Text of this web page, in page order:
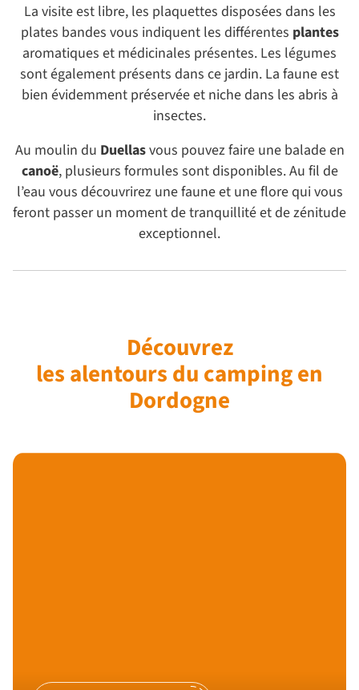
La visite est libre, les plaquettes disposées dans les
plates bandes vous indiquent les différentes plantes
aromatiques et médicinales présentes. Les légumes
sont également présents dans ce jardin. La faune est
bien évidemment préservée et niche dans les abris à
insectes.
Au moulin du Duellasvous pouvez faire une balade en
canoë, plusieurs formules sont disponibles. Au fil de
l’eau vous découvrirez une faune et une flore qui vous
feront passer un moment de tranquillité et de zénitude
exceptionnel.
Découvrez
les alentours du camping en
Dordogne